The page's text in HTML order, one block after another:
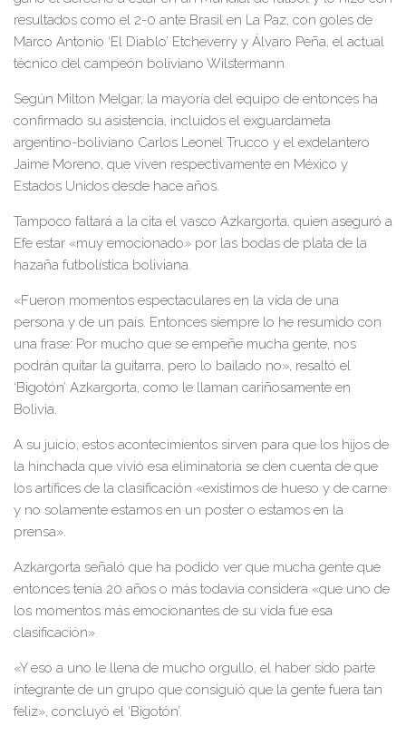
resultados como el 2-0 ante Brasil en La Paz, con goles de
Marco Antonio ‘El Diablo’ Etcheverry y Álvaro Peña, el actual
técnico del campeón boliviano Wilstermann.
Según Milton Melgar, la mayoría del equipo de entonces ha
confirmado su asistencia, incluidos el exguardameta
argentino-boliviano Carlos Leonel Trucco y el exdelantero
Jaime Moreno, que viven respectivamente en México y
Estados Unidos desde hace años.
Tampoco faltará a la cita el vasco Azkargorta, quien aseguró a
Efe estar «muy emocionado» por las bodas de plata de la
hazaña futbolística boliviana.
«Fueron momentos espectaculares en la vida de una
persona y de un país. Entonces siempre lo he resumido con
una frase: Por mucho que se empeñe mucha gente, nos
podrán quitar la guitarra, pero lo bailado no», resaltó el
‘Bigotón’ Azkargorta, como le llaman cariñosamente en
Bolivia.
A su juicio, estos acontecimientos sirven para que los hijos de
la hinchada que vivió esa eliminatoria se den cuenta de que
los artífices de la clasificación «existimos de hueso y de carne
y no solamente estamos en un poster o estamos en la
prensa».
Azkargorta señaló que ha podido ver que mucha gente que
entonces tenía 20 años o más todavía considera «que uno de
los momentos más emocionantes de su vida fue esa
clasificación».
«Y eso a uno le llena de mucho orgullo, el haber sido parte
integrante de un grupo que consiguió que la gente fuera tan
feliz», concluyó el ‘Bigotón’.